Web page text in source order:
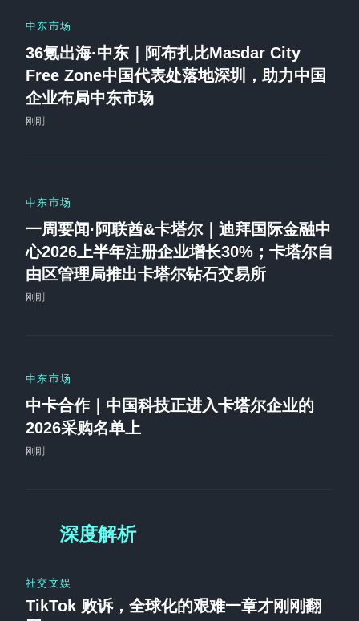
中东市场
36氪出海·中东｜阿布扎比Masdar City
Free Zone中国代表处落地深圳，助力中国
企业布局中东市场
刚刚
中东市场
一周要闻·阿联酋&卡塔尔｜迪拜国际金融中
心2026上半年注册企业增长30%；卡塔尔自
由区管理局推出卡塔尔钻石交易所
刚刚
中东市场
中卡合作｜中国科技正进入卡塔尔企业的
2026采购名单上
刚刚
深度解析
社交文娱
TikTok 败诉，全球化的艰难一章才刚刚翻